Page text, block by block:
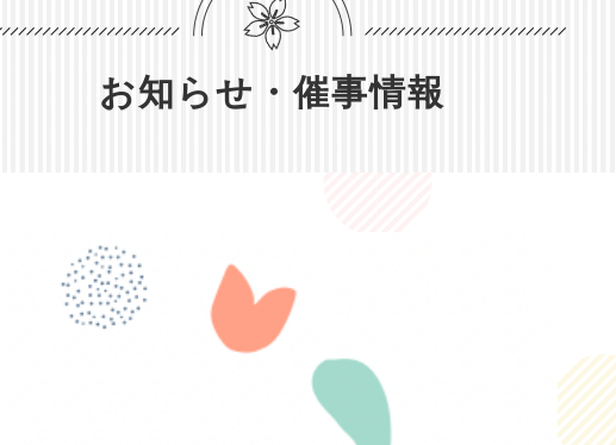
お知らせ・催事情報